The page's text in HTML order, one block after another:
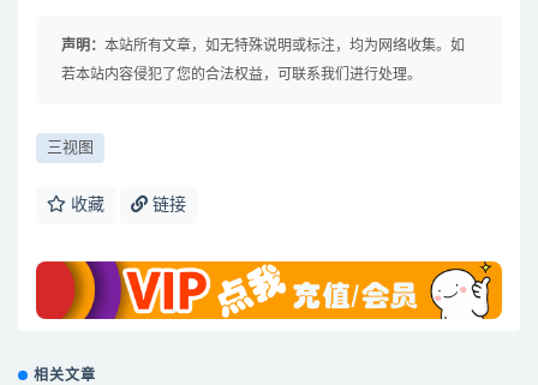
声明： 本站所有文章，如无特殊说明或标注，均为网络收集。如
若本站内容侵犯了您的合法权益，可联系我们进行处理。
三视图
收藏 链接
相关文章